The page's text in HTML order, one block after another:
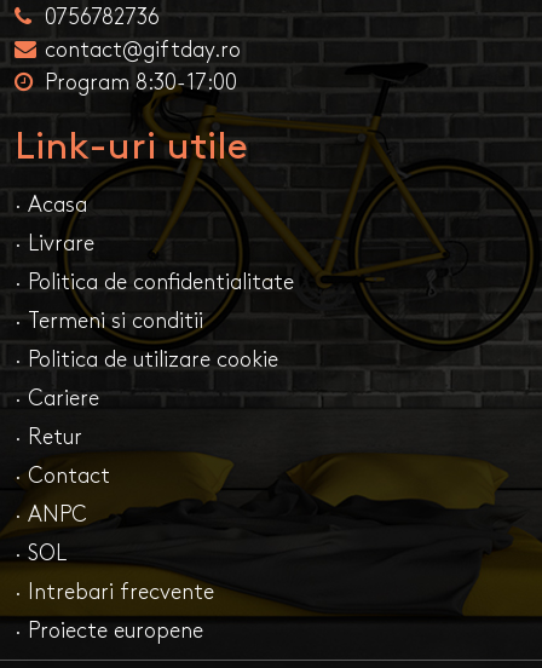
0756782736
contact@giftday.ro
Program 8:30-17:00
Link-uri utile
· Acasa
· Livrare
· Politica de confidentialitate
· Termeni si conditii
· Politica de utilizare cookie
· Cariere
· Retur
· Contact
· ANPC
· SOL
· Intrebari frecvente
· Proiecte europene